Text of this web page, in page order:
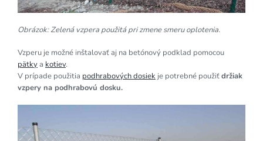
Obrázok: Zelená vzpera použitá pri zmene smeru oplotenia.
Vzperu je možné inštalovať aj na betónový podklad pomocou
pätkya kotiev.
V prípade použitia podhrabových dosiek je potrebné použiťdržiak
vzpery na podhrabovú dosku.